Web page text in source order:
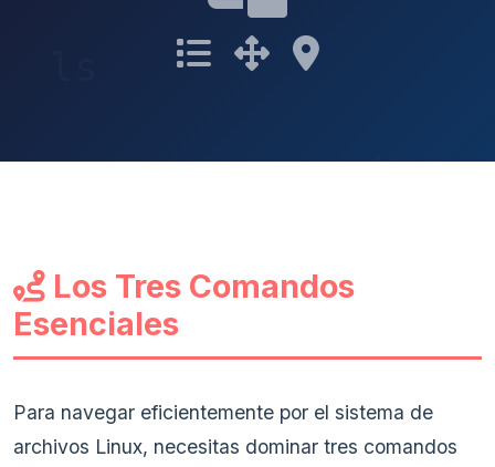
Los Tres Comandos
Esenciales
Para navegar eficientemente por el sistema de
archivos Linux, necesitas dominar tres comandos